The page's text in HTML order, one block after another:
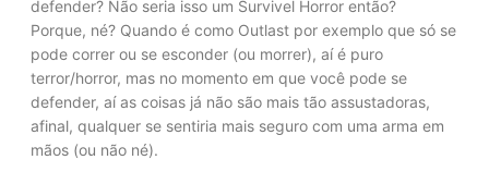
defender? Não seria isso um Survivel Horror então?
Porque, né? Quando é como Outlast por exemplo que só se
pode correr ou se esconder (ou morrer), aí é puro
terror/horror, mas no momento em que você pode se
defender, aí as coisas já não são mais tão assustadoras,
afinal, qualquer se sentiria mais seguro com uma arma em
mãos (ou não né).